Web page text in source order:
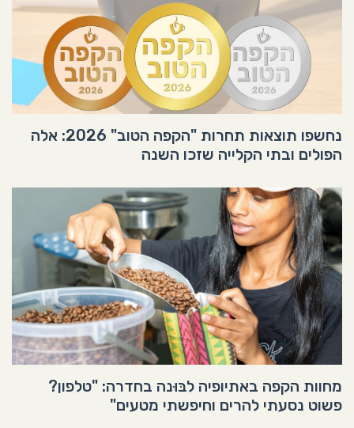
נחשפו תוצאות תחרות "הקפה הטוב" 2026: אלה
הפולים ובתי הקלייה שזכו השנה
מחוות הקפה באתיופיה לבּוּנה בחדרה: "טלפון?
פשוט נסעתי להרים וחיפשתי מטעים"